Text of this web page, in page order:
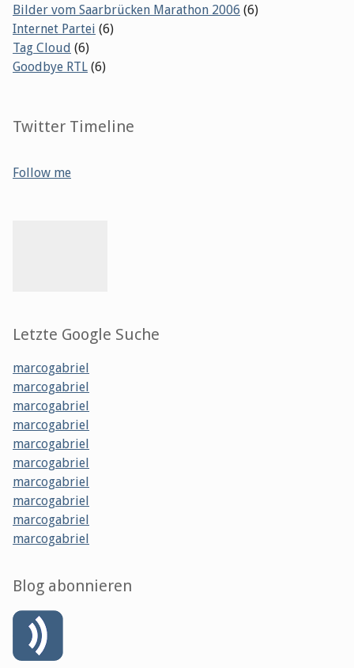
Bilder vom Saarbrücken Marathon 2006 (6)
Internet Partei (6)
Tag Cloud (6)
Goodbye RTL (6)
Twitter Timeline
Follow me
Letzte Google Suche
marcogabriel
marcogabriel
marcogabriel
marcogabriel
marcogabriel
marcogabriel
marcogabriel
marcogabriel
marcogabriel
marcogabriel
Blog abonnieren